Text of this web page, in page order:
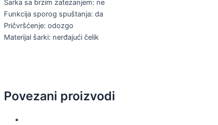
Šarka sa brzim zatezanjem: ne
Funkcija sporog spuštanja: da
Pričvršćenje: odozgo
Materijal šarki: nerđajući čelik
Povezani proizvodi